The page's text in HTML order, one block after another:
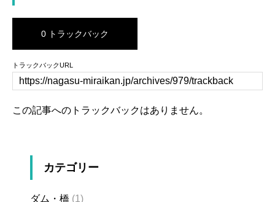
0 トラックバック
トラックバックURL
この記事へのトラックバックはありません。
カテゴリー
ダム・橋 (1)